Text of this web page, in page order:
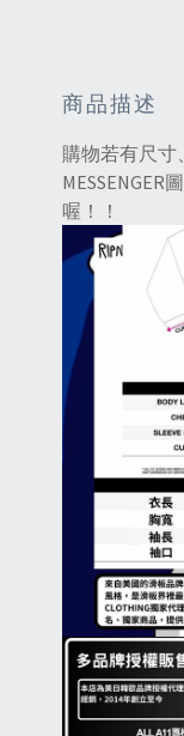
商品描述
購物若有尺寸
喔！！